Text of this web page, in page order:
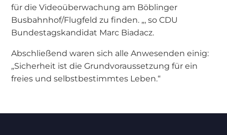
für die Videoüberwachung am Böblinger
Busbahnhof/Flugfeld zu finden. „, so CDU
Bundestagskandidat Marc Biadacz.
Abschließend waren sich alle Anwesenden einig:
„Sicherheit ist die Grundvoraussetzung für ein
freies und selbstbestimmtes Leben.“